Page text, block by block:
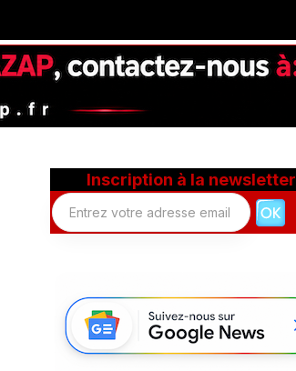
Inscription à la newsletter